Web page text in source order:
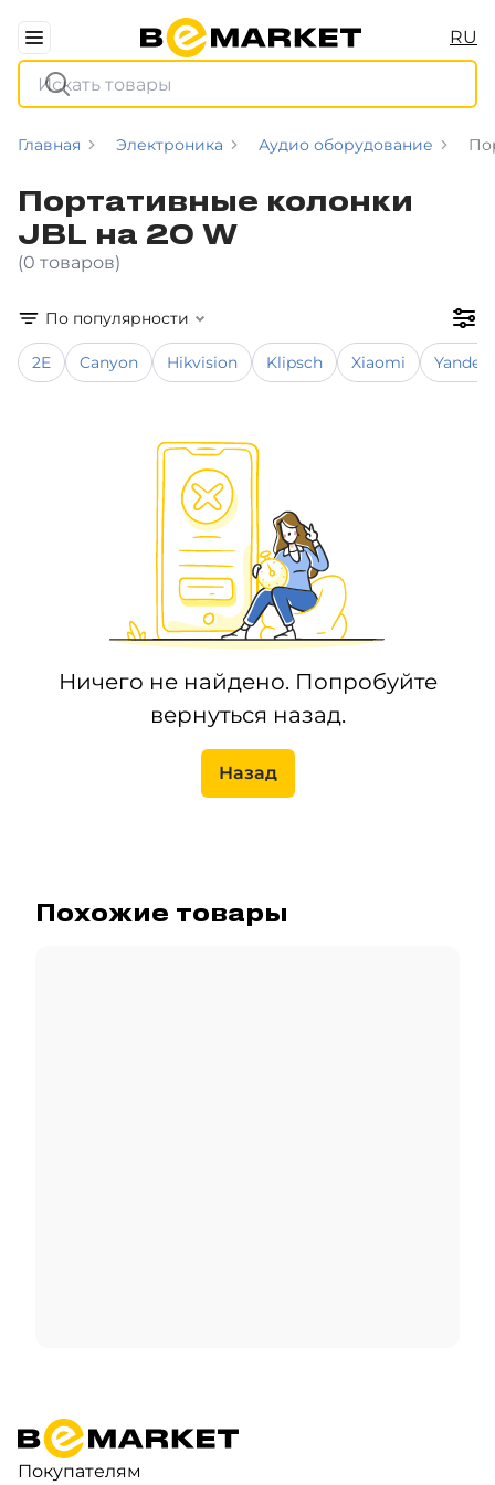
RU
Главная Электроника Аудио оборудование
Портативные колонки
JBL на 20 W
(0 товаров)
По популярности
2E Canyon Hikvision Klipsch Xiaomi Yandex
Ничего не найдено. Попробуйте
вернуться назад.
Назад
Похожие товары
Покупателям